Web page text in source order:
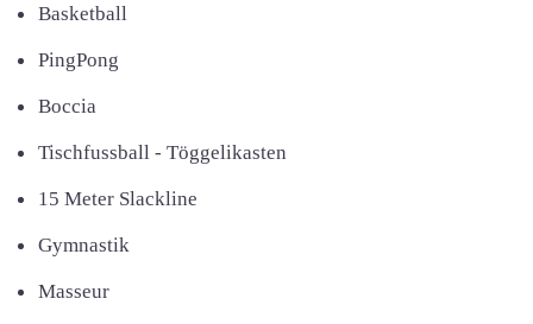
Basketball
PingPong
Boccia
Tischfussball - Töggelikasten
15 Meter Slackline
Gymnastik
Masseur